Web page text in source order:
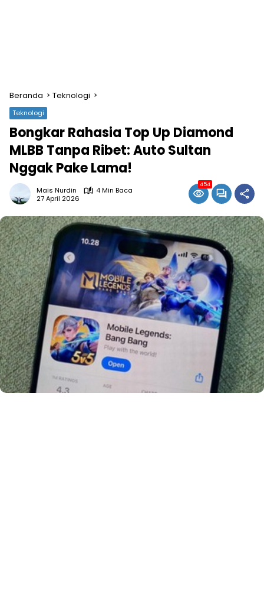
Beranda Teknologi
Teknologi
Bongkar Rahasia Top Up Diamond
MLBB Tanpa Ribet: Auto Sultan
Nggak Pake Lama!
Mais Nurdin
4 Min Baca
27 April 2026
454